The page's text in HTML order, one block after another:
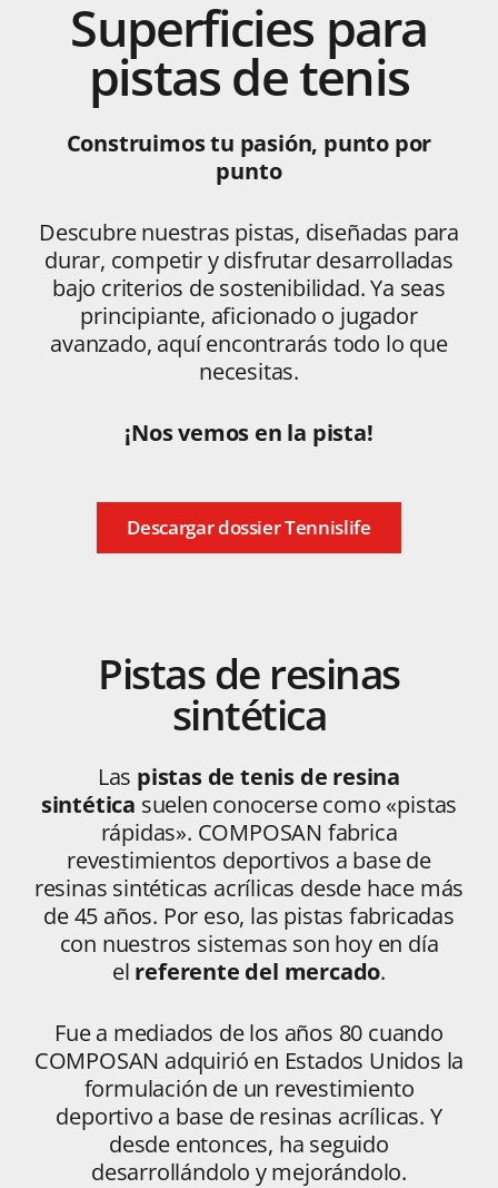
Superficies para
pistas de tenis
Construimos tu pasión, punto por
punto
Descubre nuestras pistas, diseñadas para
durar, competir y disfrutar desarrolladas
bajo criterios de sostenibilidad. Ya seas
principiante, aficionado o jugador
avanzado, aquí encontrarás todo lo que
necesitas.
¡Nos vemos en la pista!
Descargar dossier Tennislife
Pistasde resinas
sintética
Las pistas de tenis de resina
sintética suelen conocerse como «pistas
rápidas». COMPOSAN fabrica
revestimientos deportivos a base de
resinas sintéticas acrílicas desde hace más
de 45 años. Por eso, las pistas fabricadas
con nuestros sistemas son hoy en día
el referente del mercado.
Fue a mediados de los años 80 cuando
COMPOSAN adquirió en Estados Unidos la
formulación de un revestimiento
deportivo a base de resinas acrílicas. Y
desde entonces, ha seguido
desarrollándolo y mejorándolo.